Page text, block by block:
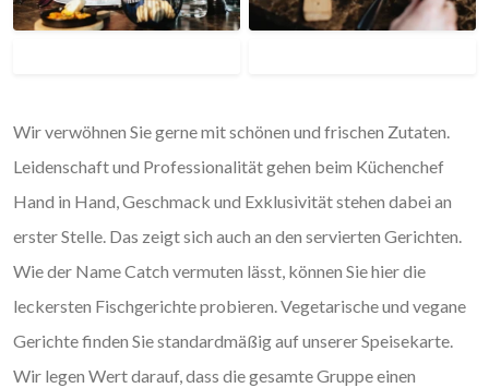
Wir verwöhnen Sie gerne mit schönen und frischen Zutaten.
Leidenschaft und Professionalität gehen beim Küchenchef
Hand in Hand, Geschmack und Exklusivität stehen dabei an
erster Stelle. Das zeigt sich auch an den servierten Gerichten.
Wie der Name Catch vermuten lässt, können Sie hier die
leckersten Fischgerichte probieren. Vegetarische und vegane
Gerichte finden Sie standardmäßig auf unserer Speisekarte.
Wir legen Wert darauf, dass die gesamte Gruppe einen